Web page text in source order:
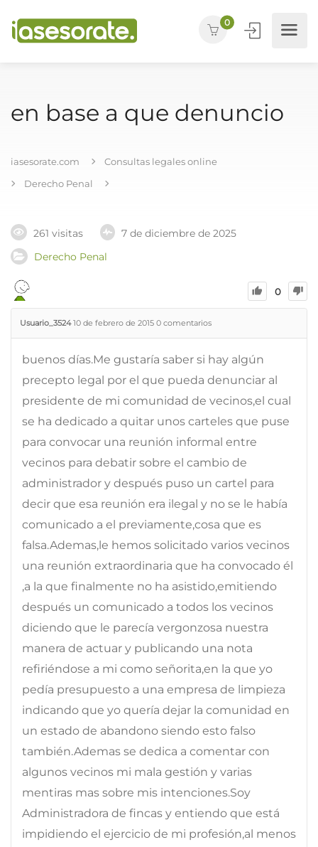
0
en base a que denuncio
iasesorate.com
Consultas legales online
Derecho Penal
261 visitas
7 de diciembre de 2025
Derecho Penal
0
Usuario_3524 10 de febrero de 2015 0 comentarios
buenos días.Me gustaría saber si hay algún
precepto legal por el que pueda denunciar al
presidente de mi comunidad de vecinos,el cual
se ha dedicado a quitar unos carteles que puse
para convocar una reunión informal entre
vecinos para debatir sobre el cambio de
administrador y después puso un cartel para
decir que esa reunión era ilegal y no se le había
comunicado a el previamente,cosa que es
falsa.Ademas,le hemos solicitado varios vecinos
una reunión extraordinaria que ha convocado él
,a la que finalmente no ha asistido,emitiendo
después un comunicado a todos los vecinos
diciendo que le parecía vergonzosa nuestra
manera de actuar y publicando una nota
refiriéndose a mi como señorita,en la que yo
pedía presupuesto a una empresa de limpieza
indicando que yo quería dejar la comunidad en
un estado de abandono siendo esto falso
también.Ademas se dedica a comentar con
algunos vecinos mi mala gestión y varias
mentiras mas sobre mis intenciones.Soy
Administradora de fincas y entiendo que está
impidiendo el ejercicio de mi profesión,al menos